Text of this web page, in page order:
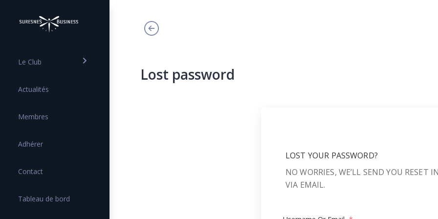
Le Club
Actualités
Membres
Adhérer
Contact
Tableau de bord
Lost password
LOST YOUR PASSWORD?
NO WORRIES, WE’LL SEND YOU RESET
VIA EMAIL.